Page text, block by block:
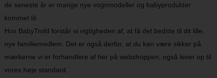
de seneste år er mange nye vognmodeller og babyprodukter
kommet til.
Hos BabyTrold forstår vi vigtigheden af, at få det bedste til dit lille,
nye familiemedlem. Det er også derfor, at du kan være sikker på
mærkerne vi er forhandlere af her på webshoppen, også lever op til
vores høje standard.